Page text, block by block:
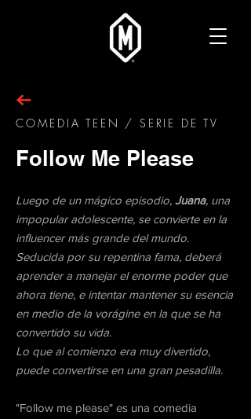
COMEDIA TEEN / SERIE DE TV
Follow Me Please
Luego de un mágico episodio, Juana, una
impopular adolescente, se convierte en la
influencer más grande del mundo.
Seducida por su repentina fama, deberá
aprender a manejar el enorme poder que
ahora tiene, e intentar mantener su esencia
en medio de la vorágine en la que se ha
convertido su vida.
Lo que al comienzo era muy divertido,
puede convertirse en una gran pesadilla.
"Follow me please" es una comedia